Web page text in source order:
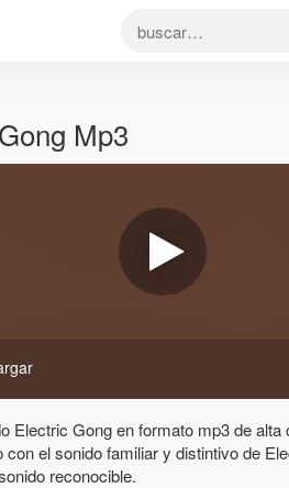
Mp3
Electric Gong en formato mp3 de
el sonido familiar y distintivo de
reconocible.